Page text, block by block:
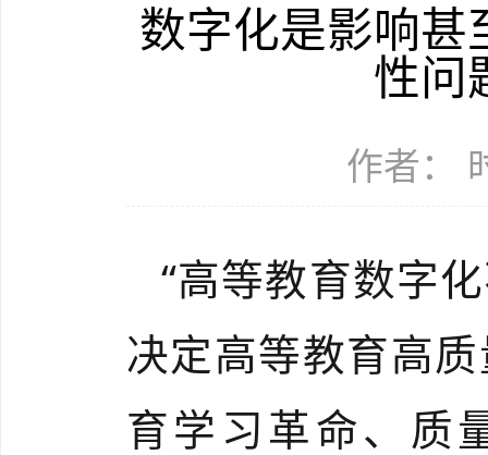
数字化是影响甚
性问
作者：
“高等教育数字
决定高等教育高
育学习革命、质